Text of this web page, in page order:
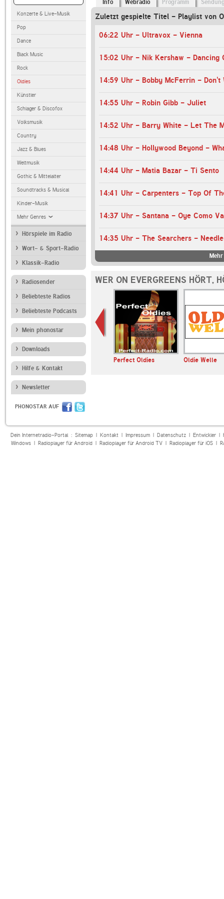
Konzerte & Live-Musik
Pop
Dance
Black Music
Rock
Oldies
Künstler
Schlager & Discofox
Volksmusik
Country
Jazz & Blues
Weltmusik
Gothic & Mittelalter
Soundtracks & Musical
Kinder-Musik
Mehr Genres
Hörspiele im Radio
Wort- & Sport-Radio
Klassik-Radio
Radiosender
Beliebteste Radios
Beliebteste Podcasts
Mein phonostar
Downloads
Hilfe & Kontakt
Newsletter
PHONOSTAR AUF
Info Webradio Programm
Zuletzt gespielte Titel - Playlist von
06:22 Uhr - Ultravox - Vienna
15:02 Uhr - Nik Kershaw - Dancing
14:59 Uhr - Bobby McFerrin - Don't
14:55 Uhr - Robin Gibb - Juliet
14:52 Uhr - Barry White - Let The
14:44 Uhr - Matia Bazar - Ti Sento
14:41 Uhr - Carpenters - Top Of
14:37 Uhr - Santana - Oye Como Va
14:35 Uhr - The Searchers -
WER ON EVERGREENS HÖRT,
HITRADIO RTL Perfect Oldies Oldie Welle
Dein Internetradio-Portal : Sitemap| Kontakt| Impressum| Datenschutz| Entwickler|
Windows| Radioplayer für Android| Radioplayer für Android TV| Radioplayer für iOS|